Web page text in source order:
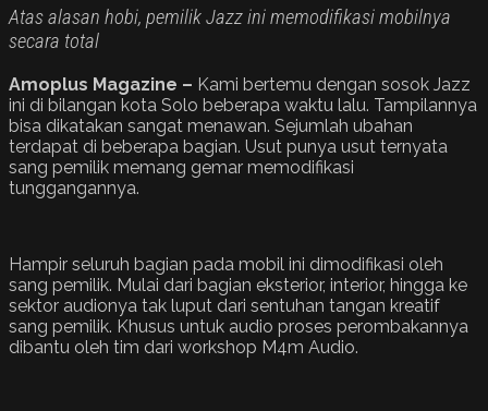
Atas alasan hobi, pemilik Jazz ini memodifikasi mobilnya
secara total
Amoplus Magazine – Kami bertemu dengan sosok Jazz
ini di bilangan kota Solo beberapa waktu lalu. Tampilannya
bisa dikatakan sangat menawan. Sejumlah ubahan
terdapat di beberapa bagian. Usut punya usut ternyata
sang pemilik memang gemar memodifikasi
tunggangannya.
Hampir seluruh bagian pada mobil ini dimodifikasi oleh
sang pemilik. Mulai dari bagian eksterior, interior, hingga ke
sektor audionya tak luput dari sentuhan tangan kreatif
sang pemilik. Khusus untuk audio proses perombakannya
dibantu oleh tim dari workshop M4m Audio.